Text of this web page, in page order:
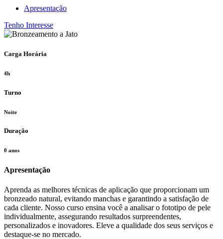
Apresentação
Tenho Interesse
Carga Horária
4h
Turno
Noite
Duração
0 anos
Apresentação
Aprenda as melhores técnicas de aplicação que proporcionam um
bronzeado natural, evitando manchas e garantindo a satisfação de
cada cliente. Nosso curso ensina você a analisar o fototipo de pele
individualmente, assegurando resultados surpreendentes,
personalizados e inovadores. Eleve a qualidade dos seus serviços e
destaque-se no mercado.